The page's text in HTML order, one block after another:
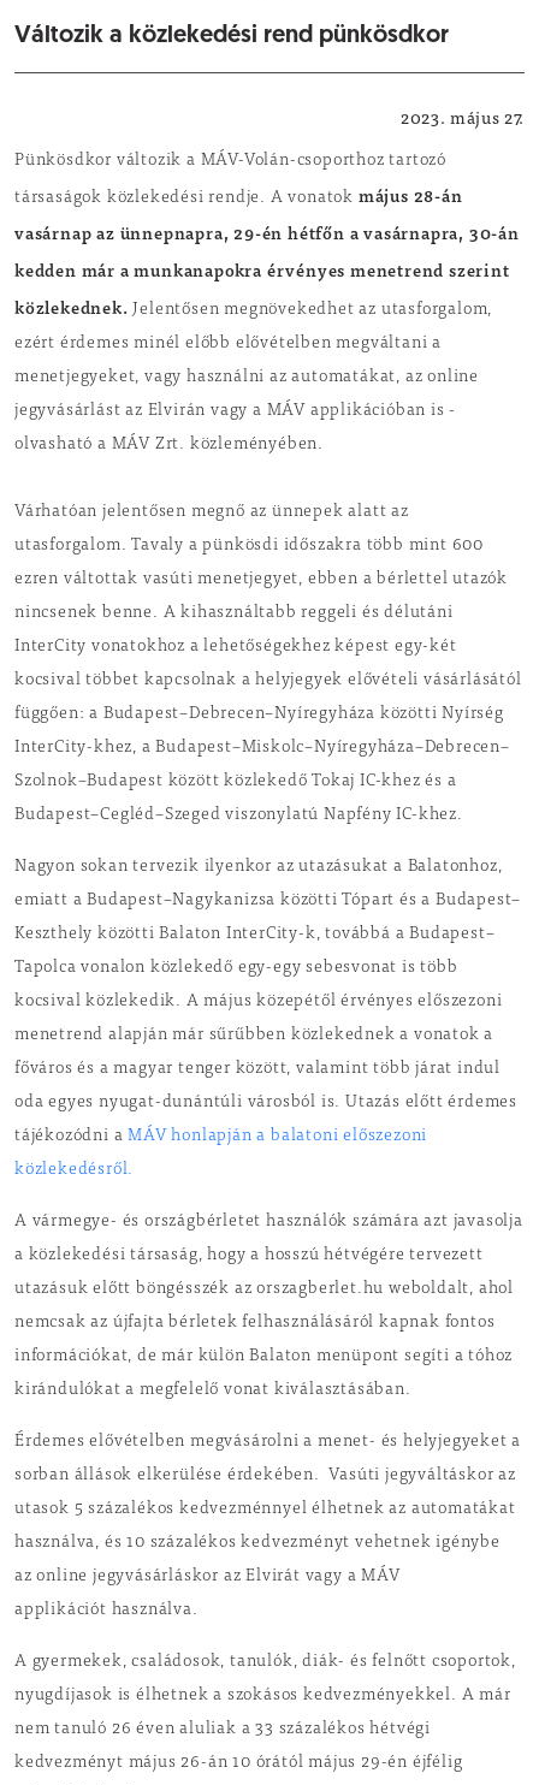
Változik a közlekedési rend pünkösdkor
2023. május 27.
Pünkösdkor változik a MÁV-Volán-csoporthoz tartozó
társaságok közlekedési rendje. A vonatok május 28-án
vasárnap az ünnepnapra, 29-én hétfőn a vasárnapra, 30-án
kedden már a munkanapokra érvényes menetrend szerint
közlekednek. Jelentősen megnövekedhet az utasforgalom,
ezért érdemes minél előbb elővételben megváltani a
menetjegyeket, vagy használni az automatákat, az online
jegyvásárlást az Elvirán vagy a MÁV applikációban is -
olvasható a MÁV Zrt. közleményében.
Várhatóan jelentősen megnő az ünnepek alatt az
utasforgalom. Tavaly a pünkösdi időszakra több mint 600
ezren váltottak vasúti menetjegyet, ebben a bérlettel utazók
nincsenek benne. A kihasználtabb reggeli és délutáni
InterCity vonatokhoz a lehetőségekhez képest egy-két
kocsival többet kapcsolnak a helyjegyek elővételi vásárlásától
függően: a Budapest–Debrecen–Nyíregyháza közötti Nyírség
InterCity-khez, a Budapest–Miskolc–Nyíregyháza–Debrecen–
Szolnok–Budapest között közlekedő Tokaj IC-khez és a
Budapest–Cegléd–Szeged viszonylatú Napfény IC-khez.
Nagyon sokan tervezik ilyenkor az utazásukat a Balatonhoz,
emiatt a Budapest–Nagykanizsa közötti Tópart és a Budapest–
Keszthely közötti Balaton InterCity-k, továbbá a Budapest–
Tapolca vonalon közlekedő egy-egy sebesvonat is több
kocsival közlekedik. A május közepétől érvényes előszezoni
menetrend alapján már sűrűbben közlekednek a vonatok a
főváros és a magyar tenger között, valamint több járat indul
oda egyes nyugat-dunántúli városból is. Utazás előtt érdemes
tájékozódni a MÁV honlapján a balatoni előszezoni
közlekedésről.
A vármegye- és országbérletet használók számára azt javasolja
a közlekedési társaság, hogy a hosszú hétvégére tervezett
utazásuk előtt böngésszék az orszagberlet.hu weboldalt, ahol
nemcsak az újfajta bérletek felhasználásáról kapnak fontos
információkat, de már külön Balaton menüpont segíti a tóhoz
kirándulókat a megfelelő vonat kiválasztásában.
Érdemes elővételben megvásárolni a menet- és helyjegyeket a
sorban állások elkerülése érdekében. Vasúti jegyváltáskor az
utasok 5 százalékos kedvezménnyel élhetnek az automatákat
használva, és 10 százalékos kedvezményt vehetnek igénybe
az online jegyvásárláskor az Elvirát vagy a MÁV
applikációt használva.
A gyermekek, családosok, tanulók, diák- és felnőtt csoportok,
nyugdíjasok is élhetnek a szokásos kedvezményekkel. A már
nem tanuló 26 éven aluliak a 33 százalékos hétvégi
kedvezményt május 26-án 10 órától május 29-én éjfélig